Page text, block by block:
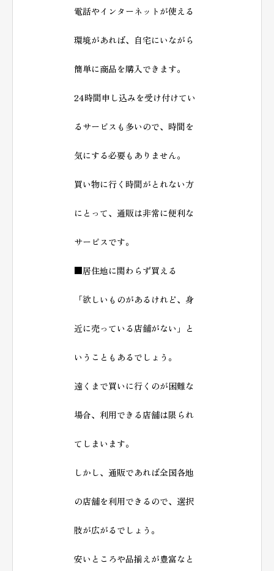
電話やインターネットが使える
環境があれば、自宅にいながら
簡単に商品を購入できます。
24時間申し込みを受け付けてい
るサービスも多いので、時間を
気にする必要もありません。
買い物に行く時間がとれない方
にとって、通販は非常に便利な
サービスです。
■居住地に関わらず買える
「欲しいものがあるけれど、身
近に売っている店舗がない」と
いうこともあるでしょう。
遠くまで買いに行くのが困難な
場合、利用できる店舗は限られ
てしまいます。
しかし、通販であれば全国各地
の店舗を利用できるので、選択
肢が広がるでしょう。
安いところや品揃えが豊富なと